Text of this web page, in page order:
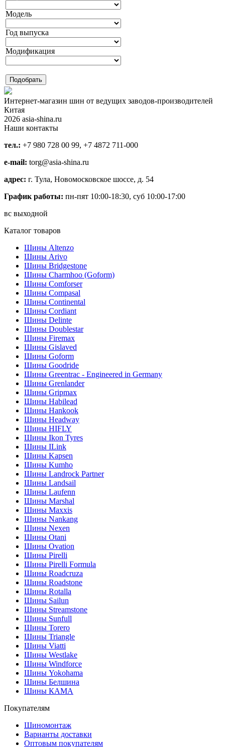
Модель
Год выпуска
Модификация
Интернет-магазин шин от ведущих заводов-производителей
Китая
2026 asia-shina.ru
Наши контакты
тел.: +7 980 728 00 99, +7 4872 711-000
e-mail: torg@asia-shina.ru
адрес: г. Тула, Новомосковское шоссе, д. 54
График работы: пн-пят 10:00-18:30, суб 10:00-17:00
вс выходной
Каталог товаров
Шины Altenzo
Шины Arivo
Шины Bridgestone
Шины Charmhoo (Goform)
Шины Comforser
Шины Compasal
Шины Continental
Шины Cordiant
Шины Delinte
Шины Doublestar
Шины Firemax
Шины Gislaved
Шины Goform
Шины Goodride
Шины Greentrac - Engineered in Germany
Шины Grenlander
Шины Gripmax
Шины Habilead
Шины Hankook
Шины Headway
Шины HIFLY
Шины Ikon Tyres
Шины ILink
Шины Kapsen
Шины Kumho
Шины Landrock Partner
Шины Landsail
Шины Laufenn
Шины Marshal
Шины Maxxis
Шины Nankang
Шины Nexen
Шины Otani
Шины Ovation
Шины Pirelli
Шины Pirelli Formula
Шины Roadcruza
Шины Roadstone
Шины Rotalla
Шины Sailun
Шины Streamstone
Шины Sunfull
Шины Torero
Шины Triangle
Шины Viatti
Шины Westlake
Шины Windforce
Шины Yokohama
Шины Белшина
Шины КАМА
Покупателям
Шиномонтаж
Варианты доставки
Оптовым покупателям